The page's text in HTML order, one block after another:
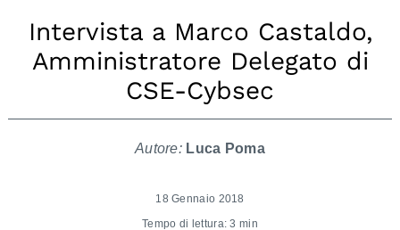
Intervista a Marco Castaldo,
Amministratore Delegato di
CSE-Cybsec
Autore: Luca Poma
18 Gennaio 2018
Tempo di lettura: 3 min